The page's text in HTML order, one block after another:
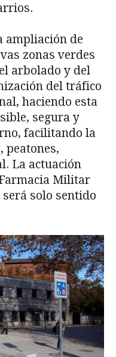
ampliación de
zonas verdes
arbolado y del
del tráfico
haciendo esta
segura y
facilitando la
peatones,
La actuación
Militar
solo sentido